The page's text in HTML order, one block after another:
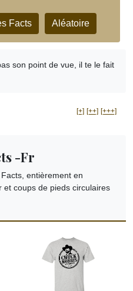
Facts Aléatoire
son point de vue, il te le fait
[+] [++] [+++]
-Fr
entièrement en
et coups de pieds circulaires